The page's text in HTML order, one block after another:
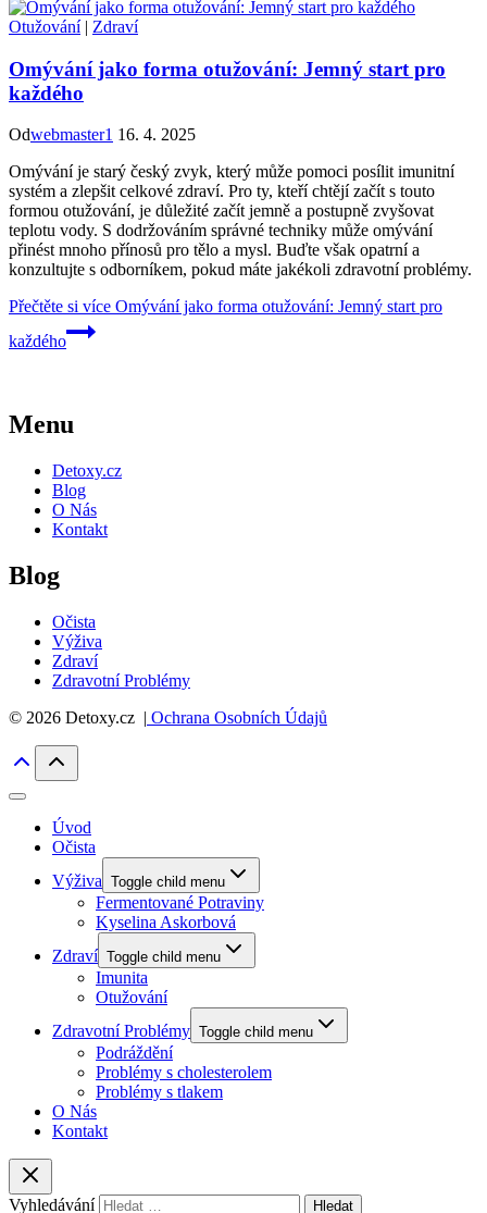
Otužování| Zdraví
Omývání jako forma otužování: Jemný start pro
každého
Odwebmaster1 16. 4. 2025
Omývání je starý český zvyk, který může pomoci posílit imunitní
systém a zlepšit celkové zdraví. Pro ty, kteří chtějí začít s touto
formou otužování, je důležité začít jemně a postupně zvyšovat
teplotu vody. S dodržováním správné techniky může omývání
přinést mnoho přínosů pro tělo a mysl. Buďte však opatrní a
konzultujte s odborníkem, pokud máte jakékoli zdravotní problémy.
Přečtěte si více Omývání jako forma otužování: Jemný start pro
každého
Menu
Detoxy.cz
Blog
O Nás
Kontakt
Blog
Očista
Výživa
Zdraví
Zdravotní Problémy
© 2026 Detoxy.cz | Ochrana Osobních Údajů
Úvod
Očista
Výživa Toggle child menu
Fermentované Potraviny
Kyselina Askorbová
Zdraví Toggle child menu
Imunita
Otužování
Zdravotní Problémy Toggle child menu
Podráždění
Problémy s cholesterolem
Problémy s tlakem
O Nás
Kontakt
Vyhledávání